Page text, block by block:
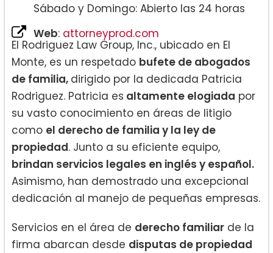
Sábado y Domingo: Abierto las 24 horas
Web: attorneyprod.com
El Rodriguez Law Group, Inc., ubicado en El
Monte, es un respetado bufete de abogados
de familia, dirigido por la dedicada Patricia
Rodriguez. Patricia es altamente elogiada por
su vasto conocimiento en áreas de litigio
como el derecho de familia y la ley de
propiedad. Junto a su eficiente equipo,
brindan servicios legales en inglés y español.
Asimismo, han demostrado una excepcional
dedicación al manejo de pequeñas empresas.
Servicios en el área de derecho familiar de la
firma abarcan desde disputas de propiedad